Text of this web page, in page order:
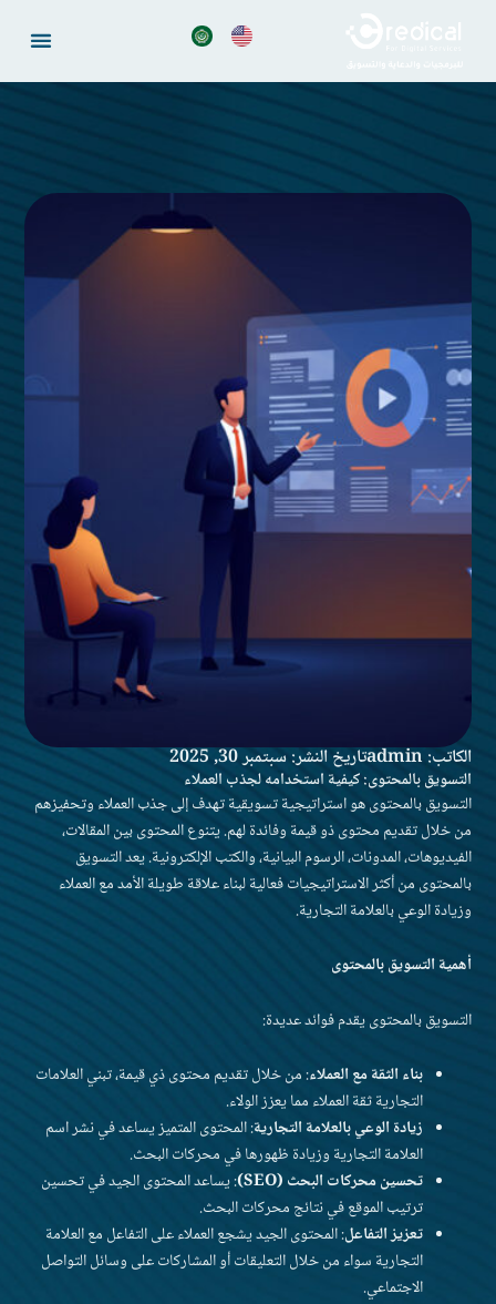
الكاتب: admin تاريخ النشر: سبتمبر 30, 2025
التسويق بالمحتوى: كيفية استخدامه لجذب العملاء
التسويق بالمحتوى هو استراتيجية تسويقية تهدف إلى جذب العملاء وتحفيزهم
من خلال تقديم محتوى ذو قيمة وفائدة لهم. يتنوع المحتوى بين المقالات،
الفيديوهات، المدونات، الرسوم البيانية، والكتب الإلكترونية. يعد التسويق
بالمحتوى من أكثر الاستراتيجيات فعالية لبناء علاقة طويلة الأمد مع العملاء
وزيادة الوعي بالعلامة التجارية.
أهمية التسويق بالمحتوى
التسويق بالمحتوى يقدم فوائد عديدة:
بناء الثقة مع العملاء: من خلال تقديم محتوى ذي قيمة، تبني العلامات
التجارية ثقة العملاء مما يعزز الولاء.
زيادة الوعي بالعلامة التجارية: المحتوى المتميز يساعد في نشر اسم
العلامة التجارية وزيادة ظهورها في محركات البحث.
تحسين محركات البحث (SEO)
: يساعد المحتوى الجيد في تحسين
ترتيب الموقع في نتائج محركات البحث.
تعزيز التفاعل: المحتوى الجيد يشجع العملاء على التفاعل مع العلامة
التجارية سواء من خلال التعليقات أو المشاركات على وسائل التواصل
الاجتماعي.